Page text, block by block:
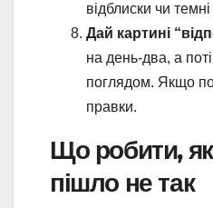
відблиски чи
Дай картині
на день-два, а
поглядом. Якщо
правки.
Що робити,
пішло не так